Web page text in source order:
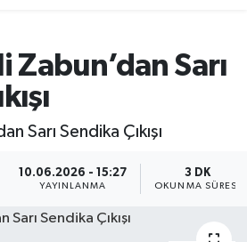
Sarı
Sarı Sendika Çıkışı
10.06.2026 - 15:27
YAYINLANMA
3 DK
OKUNMA SÜRESI
Durumu ve Fikstür